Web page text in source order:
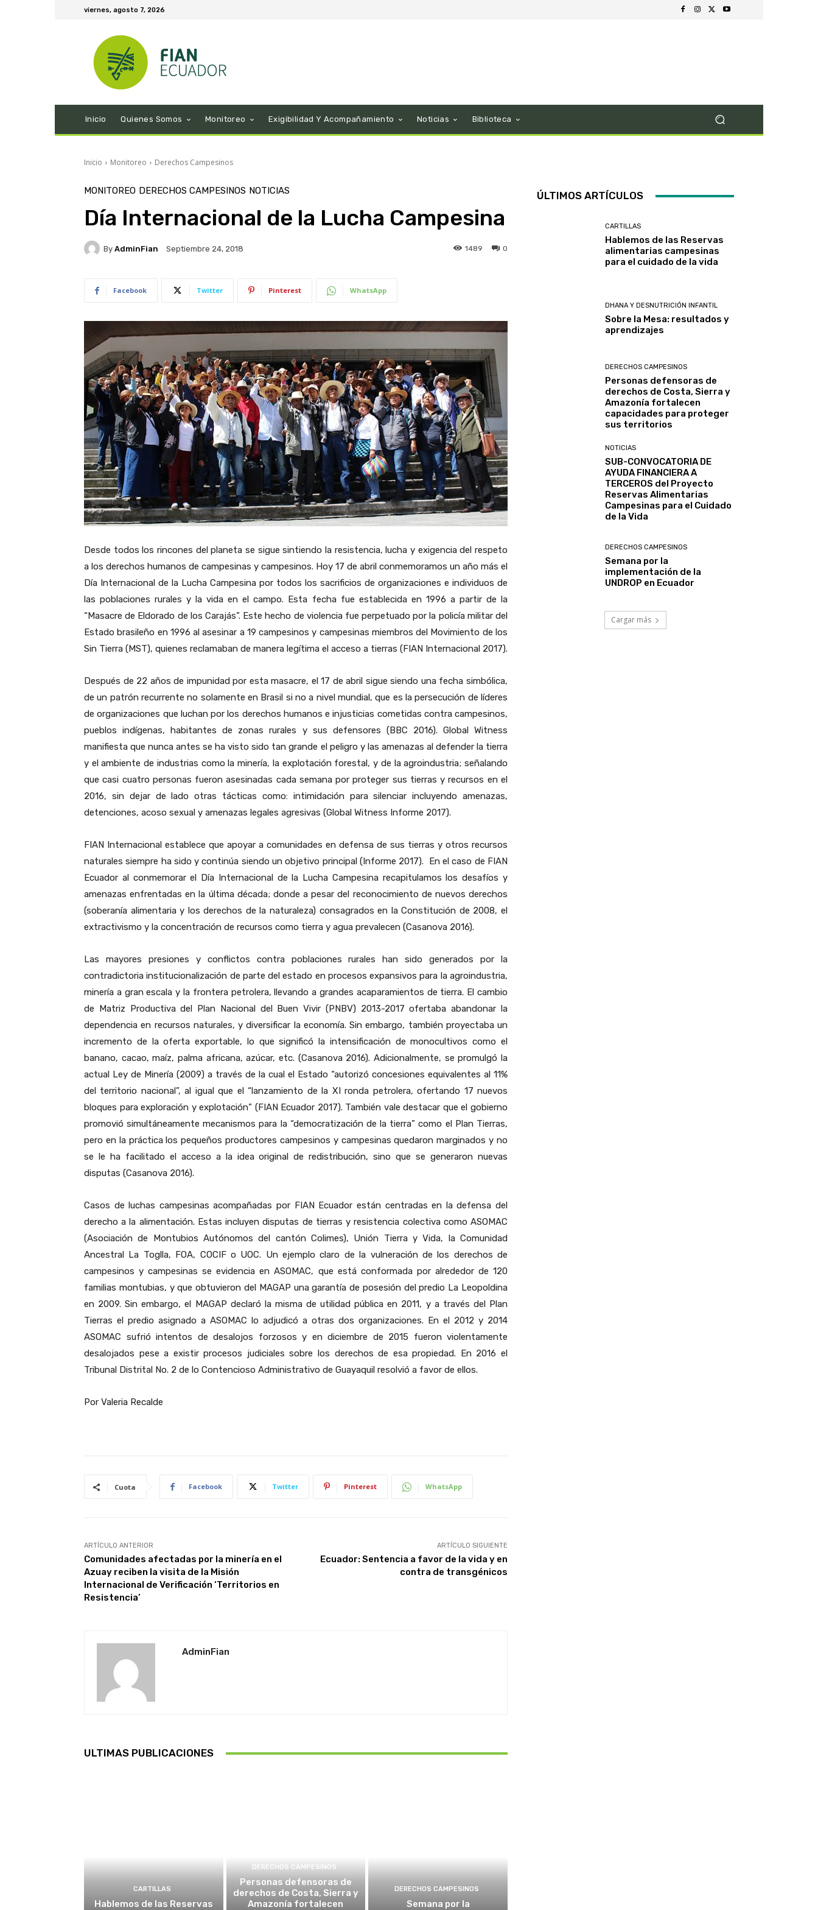
viernes, agosto 7, 2026
Inicio Quienes Somos Monitoreo Exigibilidad Y Acompañamiento Noticias Biblioteca
Inicio Monitoreo Derechos Campesinos
MONITOREO DERECHOS CAMPESINOS NOTICIAS
Día Internacional de la Lucha Campesina
By AdminFian Septiembre 24, 2018 0
1489
Facebook Twitter Pinterest WhatsApp
Desde todos los rincones del planeta se sigue sintiendo la resistencia, lucha y exigencia del respeto
a los derechos humanos de campesinas y campesinos. Hoy 17 de abril conmemoramos un año más el
Día Internacional de la Lucha Campesina por todos los sacrificios de organizaciones e individuos de
las poblaciones rurales y la vida en el campo. Esta fecha fue establecida en 1996 a partir de la
“Masacre de Eldorado de los Carajás”. Este hecho de violencia fue perpetuado por la policía militar del
Estado brasileño en 1996 al asesinar a 19 campesinos y campesinas miembros del Movimiento de los
Sin Tierra (MST), quienes reclamaban de manera legítima el acceso a tierras (FIAN Internacional 2017).
Después de 22 años de impunidad por esta masacre, el 17 de abril sigue siendo una fecha simbólica,
de un patrón recurrente no solamente en Brasil si no a nivel mundial, que es la persecución de líderes
de organizaciones que luchan por los derechos humanos e injusticias cometidas contra campesinos,
pueblos indígenas, habitantes de zonas rurales y sus defensores (BBC 2016). Global Witness
manifiesta que nunca antes se ha visto sido tan grande el peligro y las amenazas al defender la tierra
y el ambiente de industrias como la minería, la explotación forestal, y de la agroindustria; señalando
que casi cuatro personas fueron asesinadas cada semana por proteger sus tierras y recursos en el
2016, sin dejar de lado otras tácticas como: intimidación para silenciar incluyendo amenazas,
detenciones, acoso sexual y amenazas legales agresivas (Global Witness Informe 2017).
FIAN Internacional establece que apoyar a comunidades en defensa de sus tierras y otros recursos
naturales siempre ha sido y continúa siendo un objetivo principal (Informe 2017). En el caso de FIAN
Ecuador al conmemorar el Día Internacional de la Lucha Campesina recapitulamos los desafíos y
amenazas enfrentadas en la última década; donde a pesar del reconocimiento de nuevos derechos
(soberanía alimentaria y los derechos de la naturaleza) consagrados en la Constitución de 2008, el
extractivismo y la concentración de recursos como tierra y agua prevalecen (Casanova 2016).
Las mayores presiones y conflictos contra poblaciones rurales han sido generados por la
contradictoria institucionalización de parte del estado en procesos expansivos para la agroindustria,
minería a gran escala y la frontera petrolera, llevando a grandes acaparamientos de tierra. El cambio
de Matriz Productiva del Plan Nacional del Buen Vivir (PNBV) 2013-2017 ofertaba abandonar la
dependencia en recursos naturales, y diversificar la economía. Sin embargo, también proyectaba un
incremento de la oferta exportable, lo que significó la intensificación de monocultivos como el
banano, cacao, maíz, palma africana, azúcar, etc. (Casanova 2016). Adicionalmente, se promulgó la
actual Ley de Minería (2009) a través de la cual el Estado “autorizó concesiones equivalentes al 11%
del territorio nacional”, al igual que el “lanzamiento de la XI ronda petrolera, ofertando 17 nuevos
bloques para exploración y explotación” (FIAN Ecuador 2017). También vale destacar que el gobierno
promovió simultáneamente mecanismos para la “democratización de la tierra” como el Plan Tierras,
pero en la práctica los pequeños productores campesinos y campesinas quedaron marginados y no
se le ha facilitado el acceso a la idea original de redistribución, sino que se generaron nuevas
disputas (Casanova 2016).
Casos de luchas campesinas acompañadas por FIAN Ecuador están centradas en la defensa del
derecho a la alimentación. Estas incluyen disputas de tierras y resistencia colectiva como ASOMAC
(Asociación de Montubios Autónomos del cantón Colimes), Unión Tierra y Vida, la Comunidad
Ancestral La Toglla, FOA, COCIF o UOC. Un ejemplo claro de la vulneración de los derechos de
campesinos y campesinas se evidencia en ASOMAC, que está conformada por alrededor de 120
familias montubias, y que obtuvieron del MAGAP una garantía de posesión del predio La Leopoldina
en 2009. Sin embargo, el MAGAP declaró la misma de utilidad pública en 2011, y a través del Plan
Tierras el predio asignado a ASOMAC lo adjudicó a otras dos organizaciones. En el 2012 y 2014
ASOMAC sufrió intentos de desalojos forzosos y en diciembre de 2015 fueron violentamente
desalojados pese a existir procesos judiciales sobre los derechos de esa propiedad. En 2016 el
Tribunal Distrital No. 2 de lo Contencioso Administrativo de Guayaquil resolvió a favor de ellos.
Por Valeria Recalde
Cuota Facebook Twitter Pinterest WhatsApp
ARTÍCULO ANTERIOR
Comunidades afectadas por la minería en el
Azuay reciben la visita de la Misión
Internacional de Verificación ‘Territorios en
Resistencia’
ARTÍCULO SIGUIENTE
Ecuador: Sentencia a favor de la vida y en
contra de transgénicos
AdminFian
ULTIMAS PUBLICACIONES
CARTILLAS
Hablemos de las Reservas
DERECHOS CAMPESINOS
Personas defensoras de
derechos de Costa, Sierra y
Amazonía fortalecen
DERECHOS CAMPESINOS
Semana por la
ÚLTIMOS ARTÍCULOS
CARTILLAS
Hablemos de las Reservas
alimentarias campesinas
para el cuidado de la vida
DHANA Y DESNUTRICIÓN INFANTIL
Sobre la Mesa: resultados y
aprendizajes
DERECHOS CAMPESINOS
Personas defensoras de
derechos de Costa, Sierra y
Amazonía fortalecen
capacidades para proteger
sus territorios
NOTICIAS
SUB-CONVOCATORIA DE
AYUDA FINANCIERA A
TERCEROS del Proyecto
Reservas Alimentarias
Campesinas para el Cuidado
de la Vida
DERECHOS CAMPESINOS
Semana por la
implementación de la
UNDROP en Ecuador
Cargar más